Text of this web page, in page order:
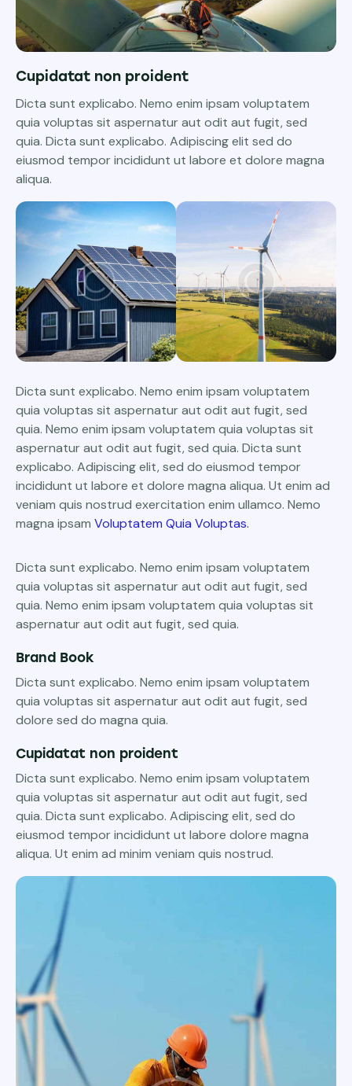
Cupidatat non proident
Dicta sunt explicabo. Nemo enim ipsam voluptatem
quia voluptas sit aspernatur aut odit aut fugit, sed
quia. Dicta sunt explicabo. Adipiscing elit sed do
eiusmod tempor incididunt ut labore et dolore magna
aliqua.
Dicta sunt explicabo. Nemo enim ipsam voluptatem
quia voluptas sit aspernatur aut odit aut fugit, sed
quia. Nemo enim ipsam voluptatem quia voluptas sit
aspernatur aut odit aut fugit, sed quia. Dicta sunt
explicabo. Adipiscing elit, sed do eiusmod tempor
incididunt ut labore et dolore magna aliqua. Ut enim ad
veniam quis nostrud exercitation enim ullamco. Nemo
magna ipsam Voluptatem Quia Voluptas.
Dicta sunt explicabo. Nemo enim ipsam voluptatem
quia voluptas sit aspernatur aut odit aut fugit, sed
quia. Nemo enim ipsam voluptatem quia voluptas sit
aspernatur aut odit aut fugit, sed quia.
Brand Book
Dicta sunt explicabo. Nemo enim ipsam voluptatem
quia voluptas sit aspernatur aut odit aut fugit, sed
dolore sed do magna quia.
Cupidatat non proident
Dicta sunt explicabo. Nemo enim ipsam voluptatem
quia voluptas sit aspernatur aut odit aut fugit, sed
quia. Dicta sunt explicabo. Adipiscing elit, sed do
eiusmod tempor incididunt ut labore dolore magna
aliqua. Ut enim ad minim veniam quis nostrud.